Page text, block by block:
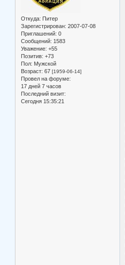
Откуда: Питер
Зарегистрирован: 2007-07-08
Приглашений: 0
Сообщений: 1583
Уважение: +55
Позитив: +73
Пол: Мужской
Возраст: 67 [1959-06-14]
Провел на форуме:
17 дней 7 часов
Последний визит:
Сегодня 15:35:21